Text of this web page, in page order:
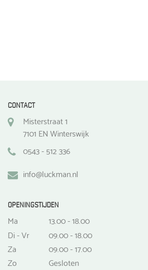
CONTACT
Misterstraat 1
7101 EN Winterswijk
0543 - 512 336
info@luckman.nl
OPENINGSTIJDEN
Ma
13.00 - 18.00
Di - Vr
09.00 - 18.00
Za
09.00 - 17.00
Zo
Gesloten